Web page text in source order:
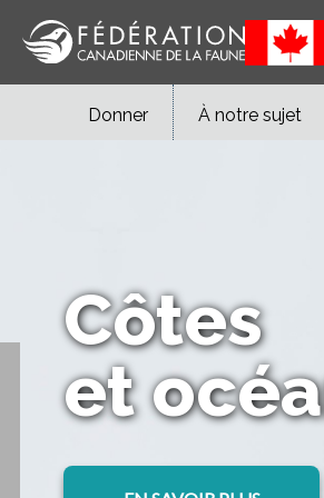
Donner À notre sujet
Côtes
et